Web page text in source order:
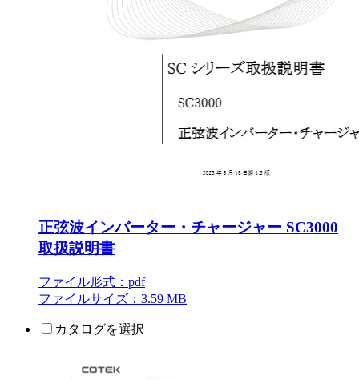
正弦波インバーター・チャージャー SC3000
取扱説明書
ファイル形式：pdf
ファイルサイズ：3.59 MB
カタログを選択